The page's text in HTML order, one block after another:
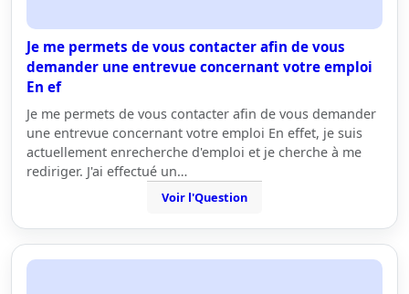
Je me permets de vous contacter afin de vous
demander une entrevue concernant votre emploi
En ef
Je me permets de vous contacter afin de vous demander
une entrevue concernant votre emploi En effet, je suis
actuellement enrecherche d'emploi et je cherche à me
rediriger. J'ai effectué un…
Voir l'Question